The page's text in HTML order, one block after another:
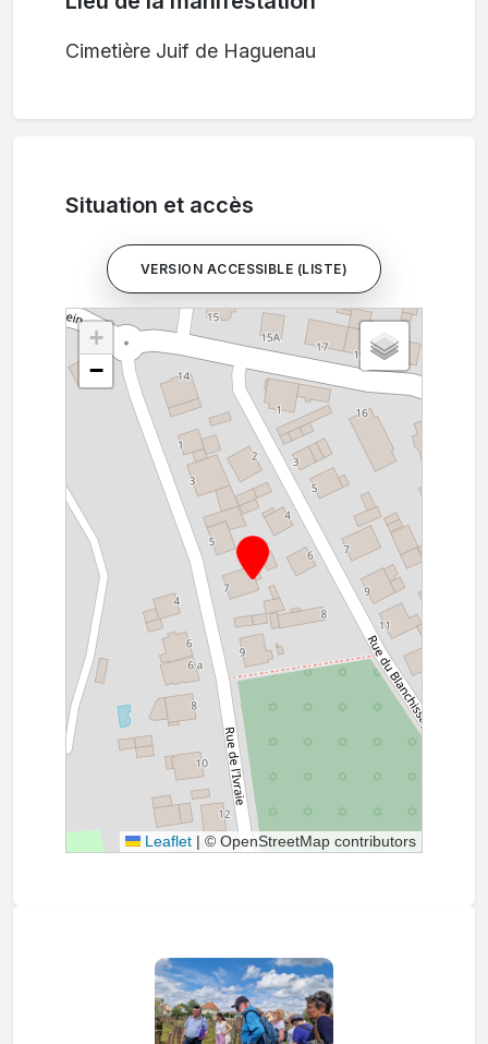
Cimetière Juif de Haguenau
Situation et accès
VERSION ACCESSIBLE (LISTE)
+
−
Leaflet | © OpenStreetMap contributors